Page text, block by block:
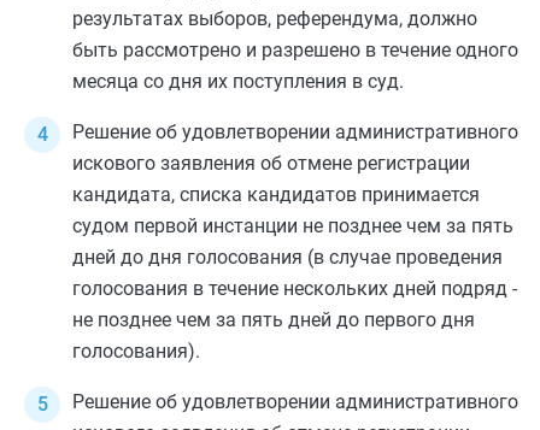
результатах выборов, референдума, должно
быть рассмотрено и разрешено в течение одного
месяца со дня их поступления в суд.
Решение об удовлетворении административного
искового заявления об отмене регистрации
кандидата, списка кандидатов принимается
судом первой инстанции не позднее чем за пять
дней до дня голосования (в случае проведения
голосования в течение нескольких дней подряд -
не позднее чем за пять дней до первого дня
голосования).
Решение об удовлетворении административного